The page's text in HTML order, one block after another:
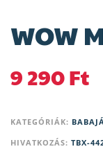
WOW
9 290Ft
KATEGÓRIÁK:
HIVATKOZÁS: TBX-